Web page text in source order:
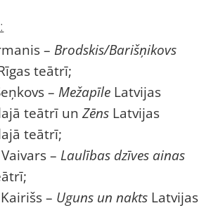
– Brodskis/Barišņikovs
teātrī;
–Mežapīle Latvijas
teātrī un Zēns Latvijas
teātrī;
– Laulības dzīves ainas
– Uguns un nakts Latvijas